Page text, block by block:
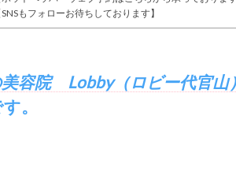
SNSもフォローお待ちしております】
容院 Lobby（ロビー代官山）
。